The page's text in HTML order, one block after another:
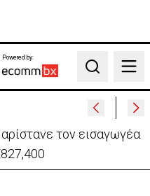
Powered by:
Search
επιχειρηματίας